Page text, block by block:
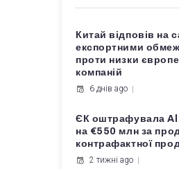
Китай відповів на
експортними
проти низки
компаній
6 днів ago
ЄК оштрафувала
на €550 млн за
контрафактної
2 тижні ago